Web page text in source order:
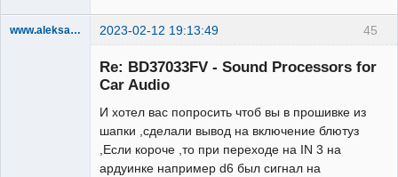
45
www.aleksandrov74 2023-02-12 19:13:49
Re: BD37033FV - Sound Processors for
Car Audio
И хотел вас попросить чтоб вы в прошивке из
шапки ,сделали вывод на включение блютуз
,Если короче ,то при переходе на IN 3 на
ардуинке например d6 был сигнал на